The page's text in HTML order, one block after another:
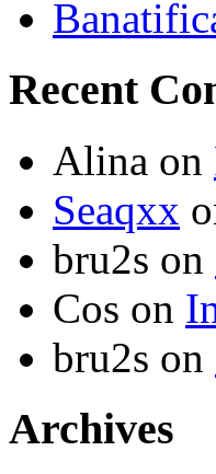
Recent
Alina on
Seaqxx
bru2s on
Cos on
bru2s on
Archives